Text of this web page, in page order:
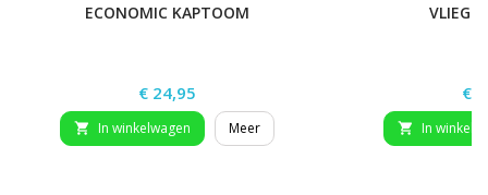
ECONOMIC KAPTOOM
Prijs
€ 24,95
 In winkelwagen Meer
€
 In